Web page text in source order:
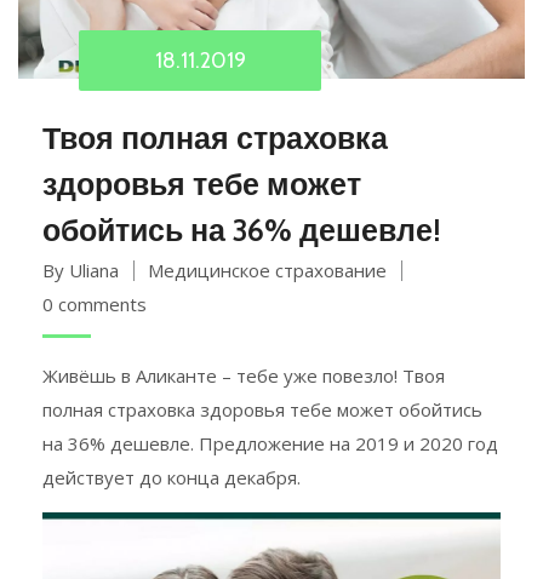
18.11.2019
Твоя полная страховка
здоровья тебе может
обойтись на 36% дешевле!
By Uliana
Медицинское страхование
0 comments
Живёшь в Аликанте – тебе уже повезло! Твоя
полная страховка здоровья тебе может обойтись
на 36% дешевле. Предложение на 2019 и 2020 год
действует до конца декабря.